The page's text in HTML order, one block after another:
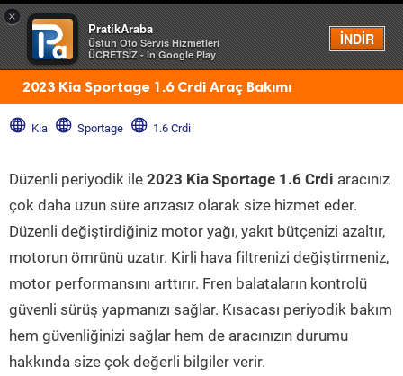
×
PratikAraba
Üstün Oto Servis Hizmetleri
ÜCRETSİZ - In Google Play
İNDİR
Menü
2023 Kia Sportage 1.6 Crdi Araç Bakımı
Kia Sportage 1.6 Crdi
Düzenli periyodik ile 2023 Kia Sportage 1.6 Crdi aracınız
çok daha uzun süre arızasız olarak size hizmet eder.
Düzenli değiştirdiğiniz motor yağı, yakıt bütçenizi azaltır,
motorun ömrünü uzatır. Kirli hava filtrenizi değiştirmeniz,
motor performansını arttırır. Fren balataların kontrolü
güvenli sürüş yapmanızı sağlar. Kısacası periyodik bakım
hem güvenliğinizi sağlar hem de aracınızın durumu
hakkında size çok değerli bilgiler verir.